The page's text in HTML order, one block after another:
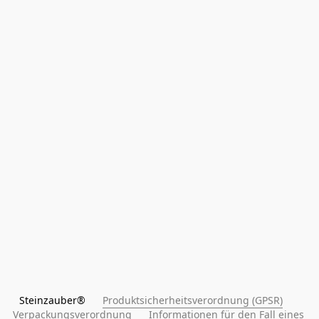
Steinzauber® Produktsicherheitsverordnung (GPSR)
Verpackungsverordnung
Informationen für den Fall eines